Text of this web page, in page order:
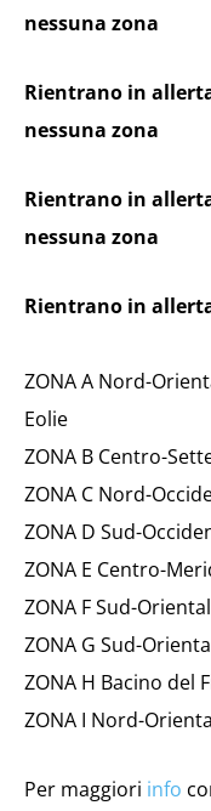
nessuna zona
Rientrano in
nessuna zona
Rientrano in
nessuna zona
Rientrano in
ZONA A Nord-
Eolie
ZONA B Centro-
ZONA C Nord-
ZONA D Sud-
ZONA E Centro-
ZONA F Sud-
ZONA G Sud-
ZONA H Bacino del
ZONA I Nord-
Per maggiori info